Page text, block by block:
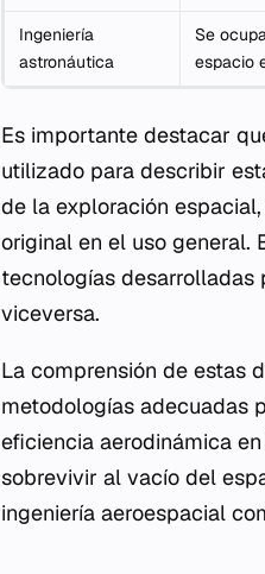
Ingeniería
astronáutica
Se
espacio
Es importante destacar
utilizado para describir
de la exploración
original en el uso general.
tecnologías desarrolladas
viceversa.
La comprensión de estas
metodologías adecuadas
eficiencia aerodinámica
sobrevivir al vacío del
ingeniería aeroespacial